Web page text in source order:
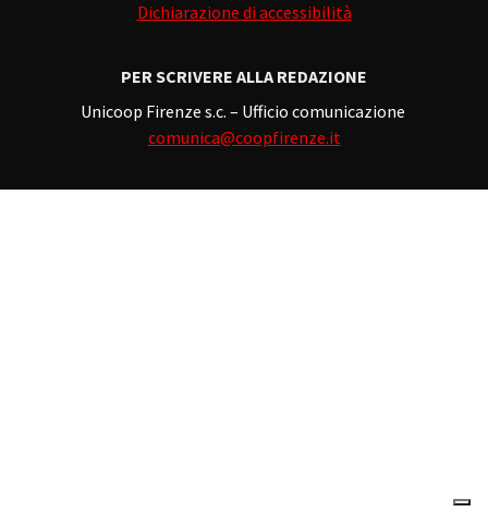
Dichiarazione di accessibilità
PER SCRIVERE ALLA REDAZIONE
Unicoop Firenze s.c. – Ufficio comunicazione
comunica@coopfirenze.it